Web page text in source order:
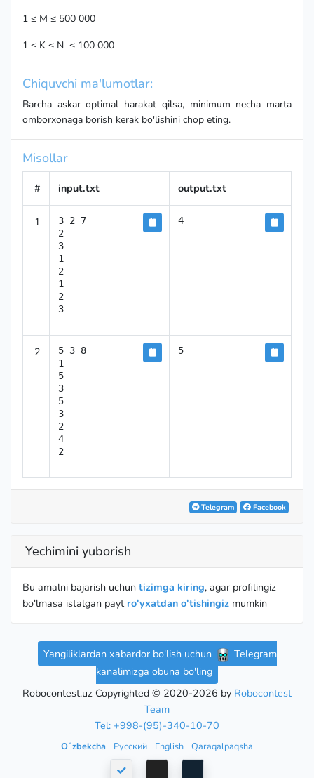
1 ≤ M ≤ 500 000
1 ≤ K ≤ N ≤ 100 000
Chiquvchi ma'lumotlar:
Barcha askar optimal harakat qilsa, minimum necha marta
omborxonaga borish kerak bo'lishini chop eting.
Misollar
# input.txt output.txt
1
3 2 7
2
3
1
2
1
2
3
4
2
5 3 8
1
5
3
5
3
2
4
2
5
Telegram Facebook
Yechimini yuborish
Bu amalni bajarish uchun tizimga kiring, agar profilingiz
bo'lmasa istalgan payt ro'yxatdan o'tishingiz mumkin
Yangiliklardan xabardor bo'lish uchun
Telegram
kanalimizga obuna bo'ling
Robocontest.uz Copyrighted © 2020-2026 by Robocontest
Team
Tel: +998-(95)-340-10-70
Oʻzbekcha Русский English Qaraqalpaqsha